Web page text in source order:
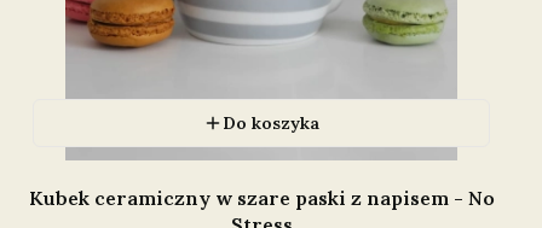
Do koszyka
Kubek ceramiczny w szare paski z napisem - No